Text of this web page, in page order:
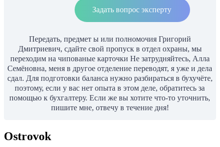
Задать вопрос эксперту
Передать, предмет ы или полномочия Григорий
Дмитриевич, сдайте свой пропуск в отдел охраны, мы
переходим на чипованые карточки Не затрудняйтесь, Алла
Семёновна, меня в другое отделение переводят, я уже и дела
сдал. Для подготовки баланса нужно разбираться в бухучёте,
поэтому, если у вас нет опыта в этом деле, обратитесь за
помощью к бухгалтеру. Если же вы хотите что-то уточнить,
пишите мне, отвечу в течение дня!
Ostrovok